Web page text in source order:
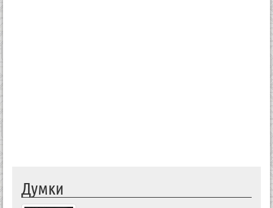
Думки